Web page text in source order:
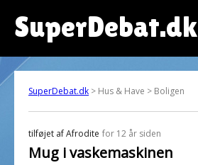
SuperDebat.dk
SuperDebat.dk > Hus & Have > Boligen
tilføjet afAfrodite for 12 år siden
Mug i vaskemaskinen